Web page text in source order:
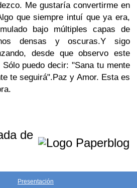
Me gustaría convertirme en
que siempre intuí que ya era,
bajo múltiples capas de
densas y oscuras.Y sigo
desde que observo este
puedo decir: "Sana tu mente
te seguirá".Paz y Amor. Esta es
de
Presentación